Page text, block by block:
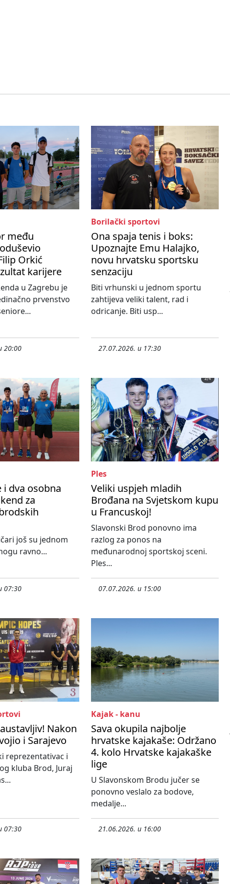
među
Orkić
karijere
u Zagrebu je
prvenstvo
20:00
Borilački sportovi
Ona spaja tenis i boks:
Upoznajte Emu Halajko,
novu hrvatsku sportsku
senzaciju
Biti vrhunski u jednom sportu
zahtijeva veliki talent, rad i
odricanje. Biti usp...
27.07.2026. u 17:30
i dva osobna
za
još su jednom
ravno...
07:30
Ples
Veliki uspjeh mladih
Brođana na Svjetskom kupu
u Francuskoj!
Slavonski Brod ponovno ima
razlog za ponos na
međunarodnoj sportskoj sceni.
Ples...
07.07.2026. u 15:00
Nakon
i Sarajevo
reprezentativac i
kluba Brod, Juraj
07:30
Kajak - kanu
Sava okupila najbolje
hrvatske kajakaše: Održano
4. kolo Hrvatske kajakaške
lige
U Slavonskom Brodu jučer se
ponovno veslalo za bodove,
medalje...
21.06.2026. u 16:00